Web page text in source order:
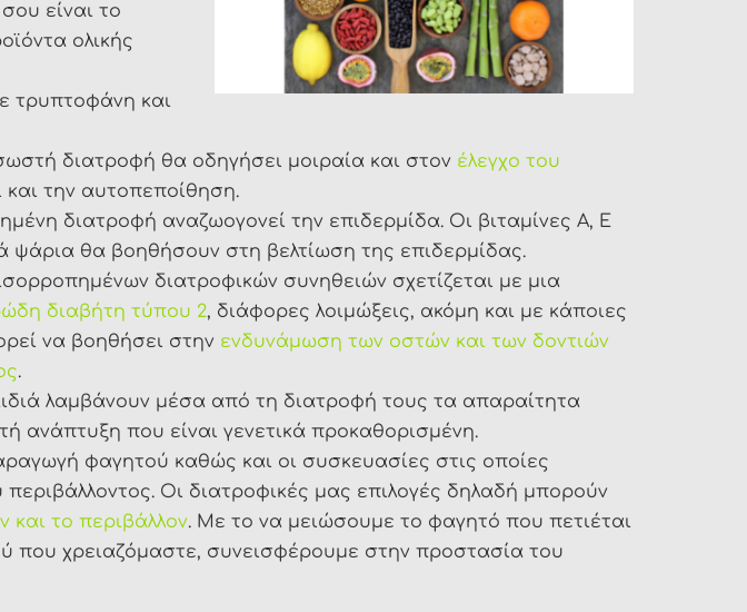
είναι το
ολικής
τρυπτοφάνη και
διατροφή θα οδηγήσει μοιραία και στον έλεγχο του
και την αυτοπεποίθηση.
διατροφή αναζωογονεί την επιδερμίδα. Οι βιταμίνες Α, Ε
ψάρια θα βοηθήσουν στη βελτίωση της επιδερμίδας.
διατροφικών συνηθειών σχετίζεται με μια
διαβήτη τύπου 2, διάφορες λοιμώξεις, ακόμη και με κάποιες
να βοηθήσει στην ενδυνάμωση των οστών και των δοντιών
.
λαμβάνουν μέσα από τη διατροφή τους τα απαραίτητα
ανάπτυξη που είναι γενετικά προκαθορισμένη.
φαγητού καθώς και οι συσκευασίες στις οποίες
Οι διατροφικές μας επιλογές δηλαδή μπορούν
και το περιβάλλον. Με το να μειώσουμε το φαγητό που πετιέται
χρειαζόμαστε, συνεισφέρουμε στην προστασία του